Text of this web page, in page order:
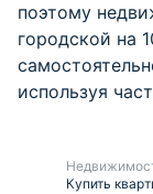
поэтому
городской на
используя
Купить